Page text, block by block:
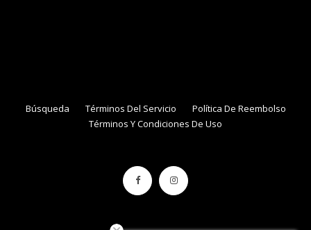
Búsqueda Términos Del Servicio
Política De Reembolso
Términos Y Condiciones De Uso